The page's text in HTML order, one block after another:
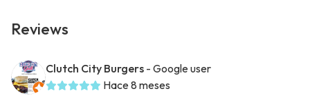
Reviews
Clutch City Burgers - Google user
Hace 8 meses